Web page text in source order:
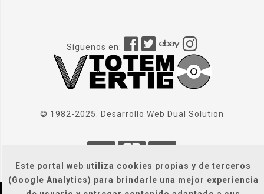
Este portal web utiliza cookies propias y de terceros
(Google Analytics) para brindarle una mejor experiencia
Síguenos en:
© 1982-2025. Desarrollo Web Dual Solution